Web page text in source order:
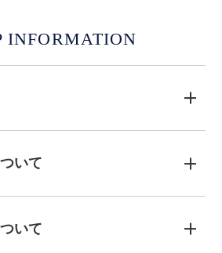
INFORMATION
いて
いて